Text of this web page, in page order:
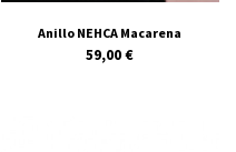
Anillo NEHCA Macarena
59,00 €